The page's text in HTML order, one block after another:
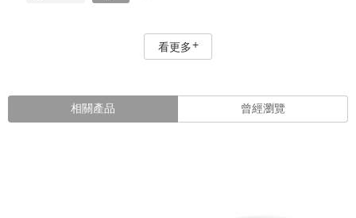
看更多
相關產品 曾經瀏覽